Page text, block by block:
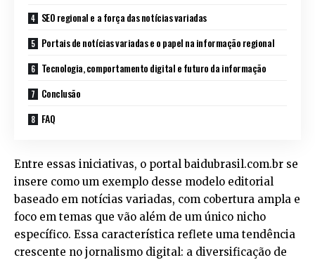
SEO regional e a força das notícias variadas
Portais de notícias variadas e o papel na informação regional
Tecnologia, comportamento digital e futuro da informação
Conclusão
FAQ
Entre essas iniciativas, o portalbaidubrasil.com.br se
insere como um exemplo desse modelo editorial
baseado em notícias variadas, com cobertura ampla e
foco em temas que vão além de um único nicho
específico. Essa característica reflete uma tendência
crescente no jornalismo digital: a diversificação de